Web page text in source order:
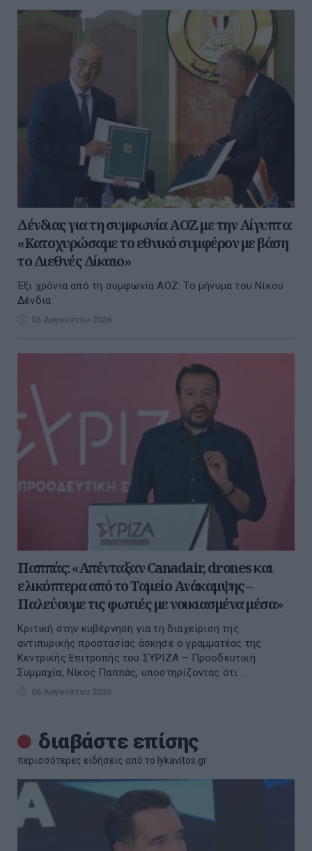
Δένδιας για τη συμφωνία ΑΟΖ με την Αίγυπτο:
«Κατοχυρώσαμε το εθνικό συμφέρον με βάση
το Διεθνές Δίκαιο»
Έξι χρόνια από τη συμφωνία ΑΟΖ: Το μήνυμα του Νίκου
Δένδια
06 Αυγούστου 2026
Παππάς: «Απένταξαν Canadair, drones και
ελικόπτερα από το Ταμείο Ανάκαμψης –
Παλεύουμε τις φωτιές με νοικιασμένα μέσα»
Kριτική στην κυβέρνηση για τη διαχείριση της
αντιπυρικής προστασίας άσκησε ο γραμματέας της
Κεντρικής Επιτροπής του ΣΥΡΙΖΑ – Προοδευτική
Συμμαχία, Νίκος Παππάς, υποστηρίζοντας ότι ...
06 Αυγούστου 2026
διαβάστε επίσης
περισσότερες ειδήσεις από το lykavitos.gr